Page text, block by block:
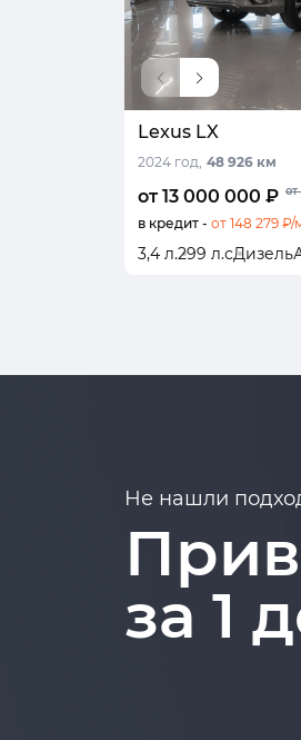
Lexus LX
2024 год, 48 926 км
от 13 000 000 ₽
в кредит - от 148 279 ₽/
3,4 л.299 л.сДизель
Не нашли
за 1